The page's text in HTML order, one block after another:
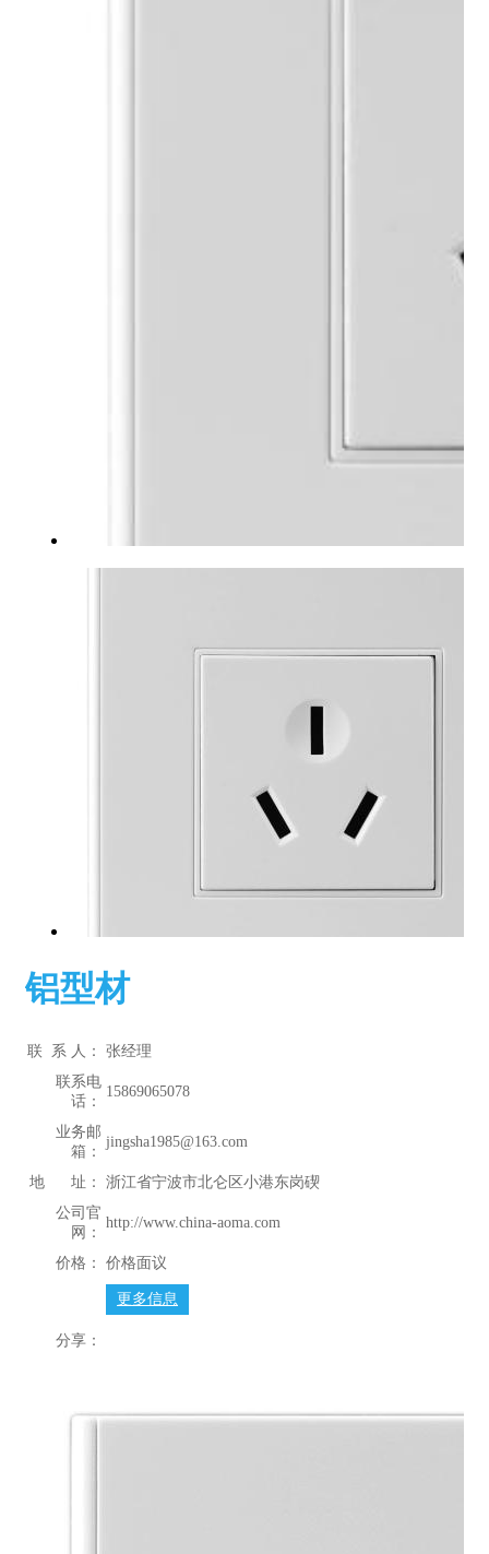
铝型材
联 系 人：
张经理
联系电
话：
15869065078
业务邮
箱：
jingsha1985@163.com
地 址：
浙江省宁波市北仑区小港东岗碶
公司官
网：
http://www.china-aoma.com
价格： 价格面议
更多信息
分享：